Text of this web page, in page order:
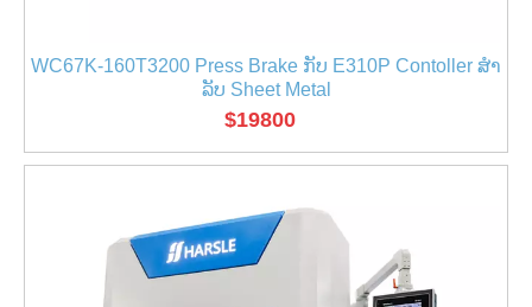
WC67K-160T3200 Press Brake ກັບ E310P Contoller ສໍາ
ລັບ Sheet Metal
$19800